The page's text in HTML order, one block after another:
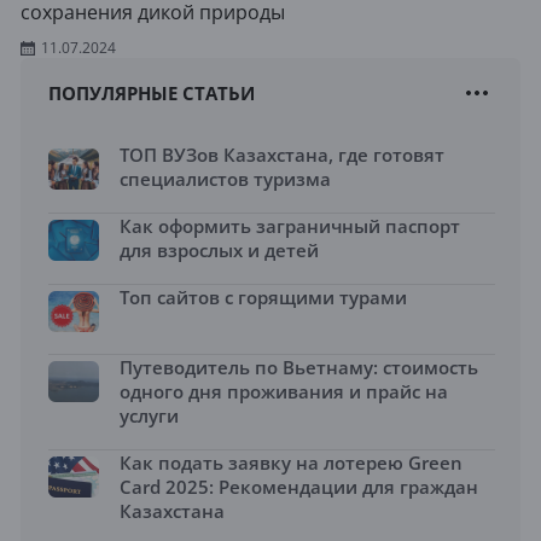
сохранения дикой природы
11.07.2024
ПОПУЛЯРНЫЕ СТАТЬИ
ТОП ВУЗов Казахстана, где готовят
специалистов туризма
Как оформить заграничный паспорт
для взрослых и детей
Топ сайтов с горящими турами
Путеводитель по Вьетнаму: стоимость
одного дня проживания и прайс на
услуги
Как подать заявку на лотерею Green
Card 2025: Рекомендации для граждан
Казахстана